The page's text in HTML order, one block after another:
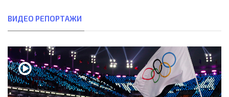
ВИДЕО РЕПОРТАЖИ